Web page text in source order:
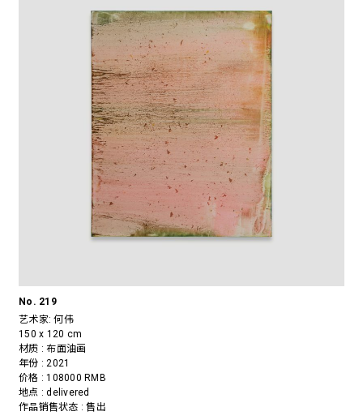
No. 219
艺术家:何伟
150 x 120 cm
材质 : 布面油画
年份 : 2021
价格 : 108000 RMB
地点 : delivered
作品销售状态 : 售出